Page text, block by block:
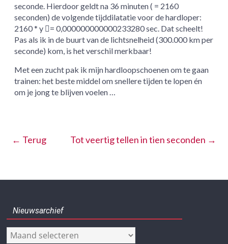
seconde. Hierdoor geldt na 36 minuten ( = 2160
seconden) de volgende tijddilatatie voor de hardloper:
2160 * y = 0,000000000000233280 sec. Dat scheelt!
Pas als ik in de buurt van de lichtsnelheid (300.000 km per
seconde) kom, is het verschil merkbaar!
Met een zucht pak ik mijn hardloopschoenen om te gaan
trainen: het beste middel om snellere tijden te lopen én
om je jong te blijven voelen …
← Terug Tot veertig tellen in tien seconden →
Nieuwsarchief
Nieuwsarchief